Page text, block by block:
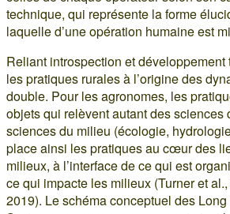
technique, qui représente la forme
laquelle d’une opération humaine est
Reliant introspection et développement
les pratiques rurales à l’origine des
double. Pour les agronomes, les
objets qui relèvent autant des sciences
sciences du milieu (écologie,
place ainsi les pratiques au cœur des
milieux, à l’interface de ce qui est
ce qui impacte les milieux (Turner et
2019). Le schéma conceptuel des